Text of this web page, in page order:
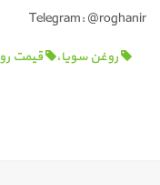
Telegram: @roghanir
روغن سویا،
قیمت